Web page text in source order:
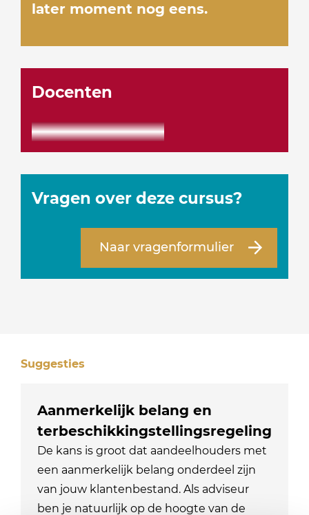
later moment nog eens.
Docenten
Vragen over deze cursus?
Naar vragenformulier
Suggesties
Aanmerkelijk belang en
terbeschikkingstellingsregeling
De kans is groot dat aandeelhouders met
een aanmerkelijk belang onderdeel zijn
van jouw klantenbestand. Als adviseur
ben je natuurlijk op de hoogte van de